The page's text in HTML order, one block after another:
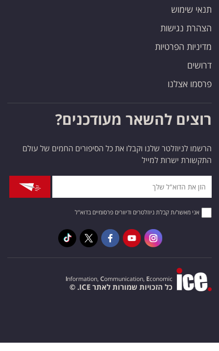
תנאי שימוש
הצהרת נגישות
מדיניות הפרטיות
דרושים
פרסמו אצלנו
רוצים להשאר מעודכנים?
הרשמו לניוזלטר שלנו וקבלו את כל הסיפורים החמים של עולם
התקשורת ישרות למייל
אני מאשר/ת קבלת ניוזלטרים ודיוורים פרסומיים בדוא"ל
Information, Communication, Economic
כל הזכויות שמורות לאתר ICE. ©